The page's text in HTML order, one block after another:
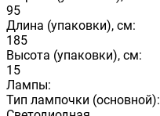
95
Длина (упаковки), см:
185
Высота (упаковки), см:
15
Лампы:
Тип лампочки (основной):